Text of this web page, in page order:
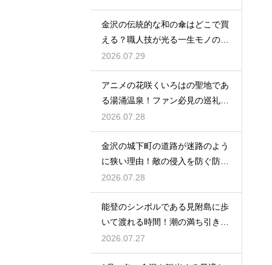
金沢の伝統的な和の傘はどこで買
える？職人技が光る一生モノの工
芸品
2026.07.29
アニメの花咲くいろはの聖地であ
る湯涌温泉！ファン必見の巡礼ス
ポット
2026.07.28
金沢の城下町の道路が迷路のよう
に狭い理由！敵の侵入を防ぐ防衛
の知恵
2026.07.28
能登のシンボルである見附島に歩
いて渡れる時間！潮の満ち引きが
生む奇跡
2026.07.27